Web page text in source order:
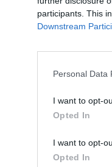
participants. This
Downstream
Personal Data
I want to opt-
Opted In
I want to opt-
Opted In